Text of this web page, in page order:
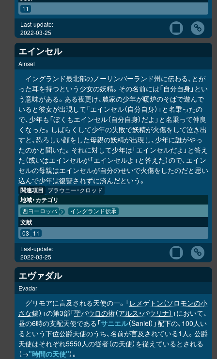
11
Last-update:
2022-03-25
エインセル
Ainsel
イングランド最北部のノーサンバーランド州に伝わる、とが
った耳を持つという少女の妖精。その名前には「自分自身」とい
う意味がある。ある夜更け、農家の少年が暖炉のそばで遊んで
いると彼女が出現して「エインセル（自分自身）」と名乗ったの
で、少年も「ぼくもエインセル（自分自身）だよ」と名乗って仲良
くなった。しばらくして少年の失敗で妖精が火傷をして泣き出
すと、恐ろしい顔をした母親の妖精が出現し、少年に誰がやっ
たのかと聞いた。それに対して少年は「エインセルだよ」と答え
た（或いはエインセルが「エインセルよ」と答えた）ので、エイン
セルの母親はエインセルが自分のせいで火傷をしたのだと思い
込んで少年は復讐されずに済んだという。
関連項目 ブラウニー・クロッド
地域・カテゴリ
西ヨーロッパ イングランド伝承
文献
03 11
Last-update:
2022-03-25
エヴァダル
Evadar
グリモアに言及される天使の一。「レメゲトン（ソロモンの小
さな鍵） 」の第3部「聖パウロの術（アルス・パウリナ） 」において、
昼の6時の支配天使である「サニエル（Saniel）」配下の、100人い
るという下位公爵天使のうち、名前が言及されている1人。公爵
天使はそれぞれ5550人の従者（の天使）を従えているとされる
（→"時間の天使"）。